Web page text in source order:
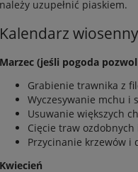
należy uzupełnić piaskiem.
Kalendarz
Marzec (jeśli pogoda
Grabienie trawnika z
Wyczesywanie mchu i
Usuwanie większych
Cięcie traw ozdobnych
Przycinanie krzewów i
Kwiecień